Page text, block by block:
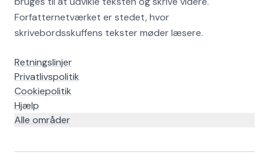
Forfatternetværket er stedet, hvor
skrivebordsskuffens tekster møder læsere.
Retningslinjer
Privatlivspolitik
Cookiepolitik
Hjælp
Alle områder